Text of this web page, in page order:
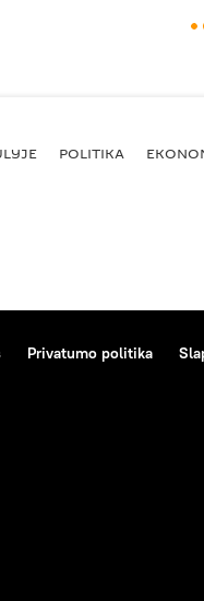
POLITIKA
Privatumo politika